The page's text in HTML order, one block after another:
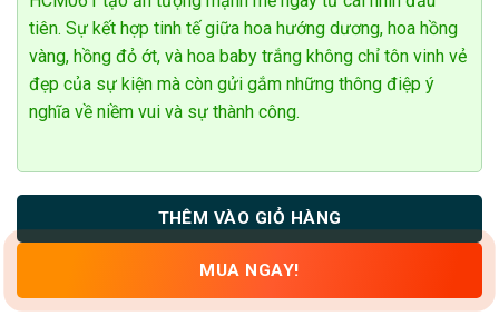
tiên. Sự kết hợp tinh tế giữa hoa hướng dương, hoa hồng
vàng, hồng đỏ ớt, và hoa baby trắng không chỉ tôn vinh vẻ
đẹp của sự kiện mà còn gửi gắm những thông điệp ý
nghĩa về niềm vui và sự thành công.
THÊM VÀO GIỎ HÀNG
MUA NGAY!